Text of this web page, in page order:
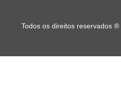
Todos os direitos reservados ®